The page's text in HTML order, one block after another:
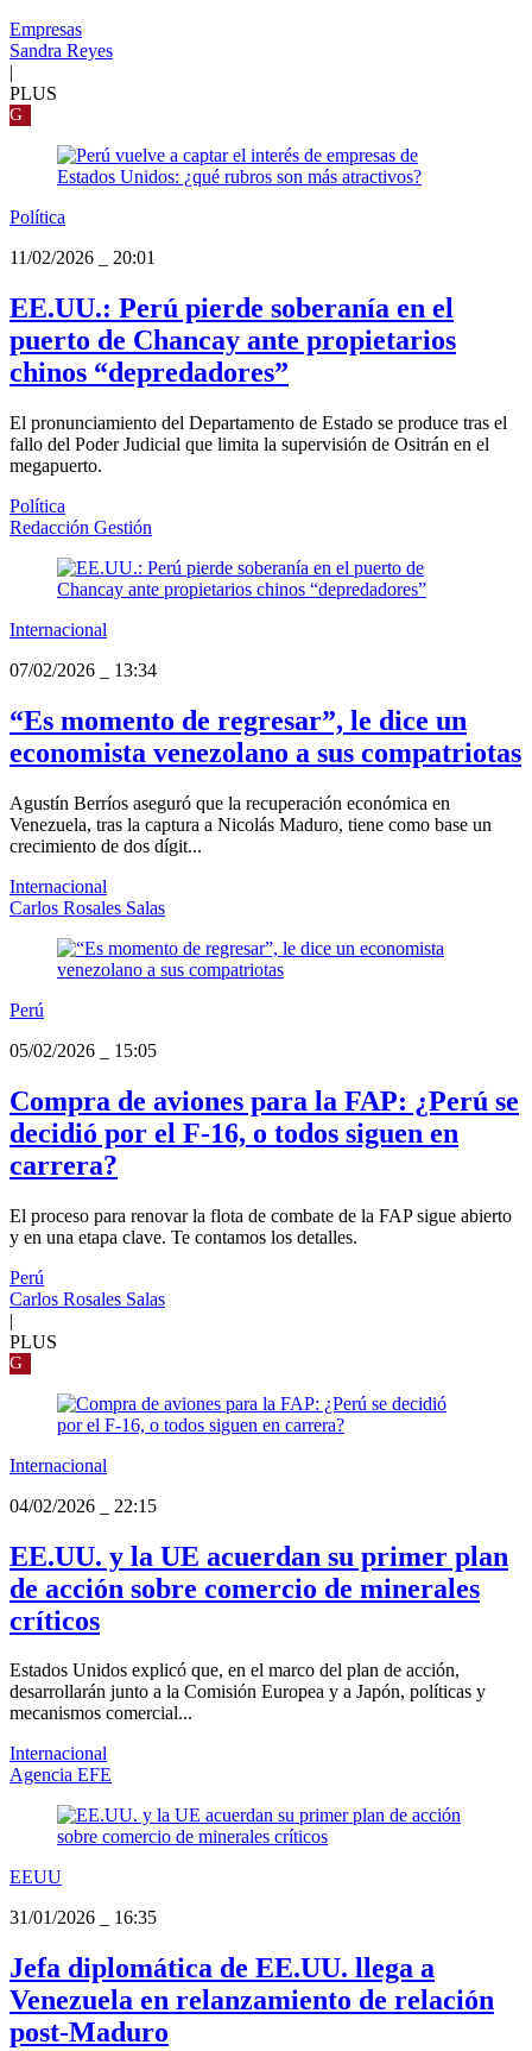
Empresas
Sandra Reyes
|
PLUS
G
Política
11/02/2026
20:01
EE.UU.: Perú pierde soberanía en el
puerto de Chancay ante propietarios
chinos “depredadores”
El pronunciamiento del Departamento de Estado se produce tras el
fallo del Poder Judicial que limita la supervisión de Ositrán en el
megapuerto.
Política
Redacción Gestión
Internacional
07/02/2026
13:34
“Es momento de regresar”, le dice un
economista venezolano a sus compatriotas
Agustín Berríos aseguró que la recuperación económica en
Venezuela, tras la captura a Nicolás Maduro, tiene como base un
crecimiento de dos dígit...
Internacional
Carlos Rosales Salas
Perú
05/02/2026
15:05
Compra de aviones para la FAP: ¿Perú se
decidió por el F-16, o todos siguen en
carrera?
El proceso para renovar la flota de combate de la FAP sigue abierto
y en una etapa clave. Te contamos los detalles.
Perú
Carlos Rosales Salas
|
PLUS
G
Internacional
04/02/2026
22:15
EE.UU. y la UE acuerdan su primer plan
de acción sobre comercio de minerales
críticos
Estados Unidos explicó que, en el marco del plan de acción,
desarrollarán junto a la Comisión Europea y a Japón, políticas y
mecanismos comercial...
Internacional
Agencia EFE
EEUU
31/01/2026
16:35
Jefa diplomática de EE.UU. llega a
Venezuela en relanzamiento de relación
post-Maduro